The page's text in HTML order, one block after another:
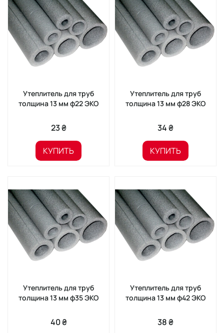
Утеплитель для труб
толщина 13 мм ф22 ЭКО
23 ₴
КУПИТЬ
Утеплитель для труб
толщина 13 мм ф28 ЭКО
34 ₴
КУПИТЬ
Утеплитель для труб
толщина 13 мм ф35 ЭКО
40 ₴
Утеплитель для труб
толщина 13 мм ф42 ЭКО
38 ₴